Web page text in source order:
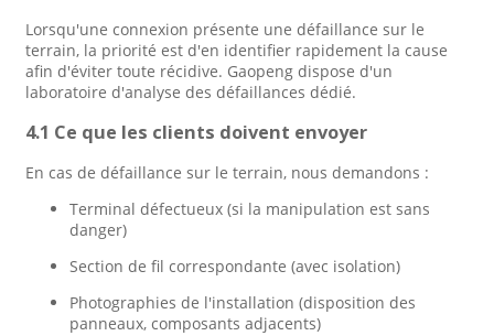
Lorsqu'une connexion présente une défaillance sur le
terrain, la priorité est d'en identifier rapidement la cause
afin d'éviter toute récidive. Gaopeng dispose d'un
laboratoire d'analyse des défaillances dédié.
4.1 Ce que les clients doivent envoyer
En cas de défaillance sur le terrain, nous demandons :
Terminal défectueux (si la manipulation est sans
danger)
Section de fil correspondante (avec isolation)
Photographies de l'installation (disposition des
panneaux, composants adjacents)